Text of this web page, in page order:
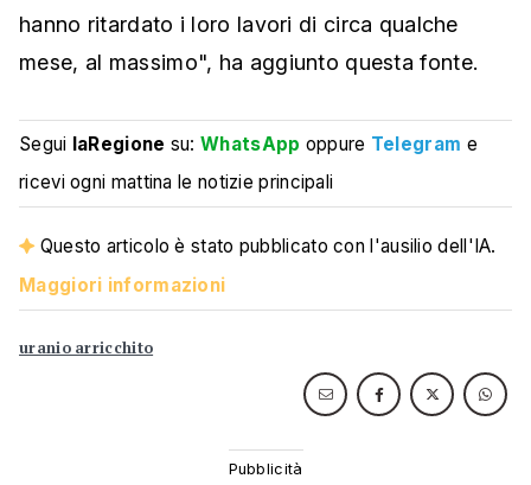
hanno ritardato i loro lavori di circa qualche
mese, al massimo", ha aggiunto questa fonte.
Segui laRegione su:WhatsApp oppure Telegram e
ricevi ogni mattina le notizie principali
Questo articolo è stato pubblicato con l'ausilio dell'IA.
Maggiori informazioni
uranio arricchito